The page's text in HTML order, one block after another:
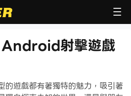
Android射擊遊戲
的遊戲都有著獨特的魅力，吸引著